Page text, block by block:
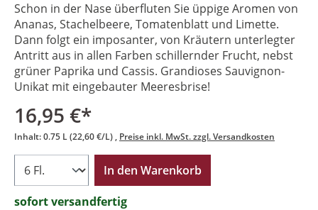
Schon in der Nase überfluten Sie üppige Aromen von
Ananas, Stachelbeere, Tomatenblatt und Limette.
Dann folgt ein imposanter, von Kräutern unterlegter
Antritt aus in allen Farben schillernder Frucht, nebst
grüner Paprika und Cassis. Grandioses Sauvignon-
Unikat mit eingebauter Meeresbrise!
16,95 €*
Inhalt:0.75 L(22,60 €/L) Preise inkl. MwSt. zzgl. Versandkosten
In den Warenkorb
sofort versandfertig